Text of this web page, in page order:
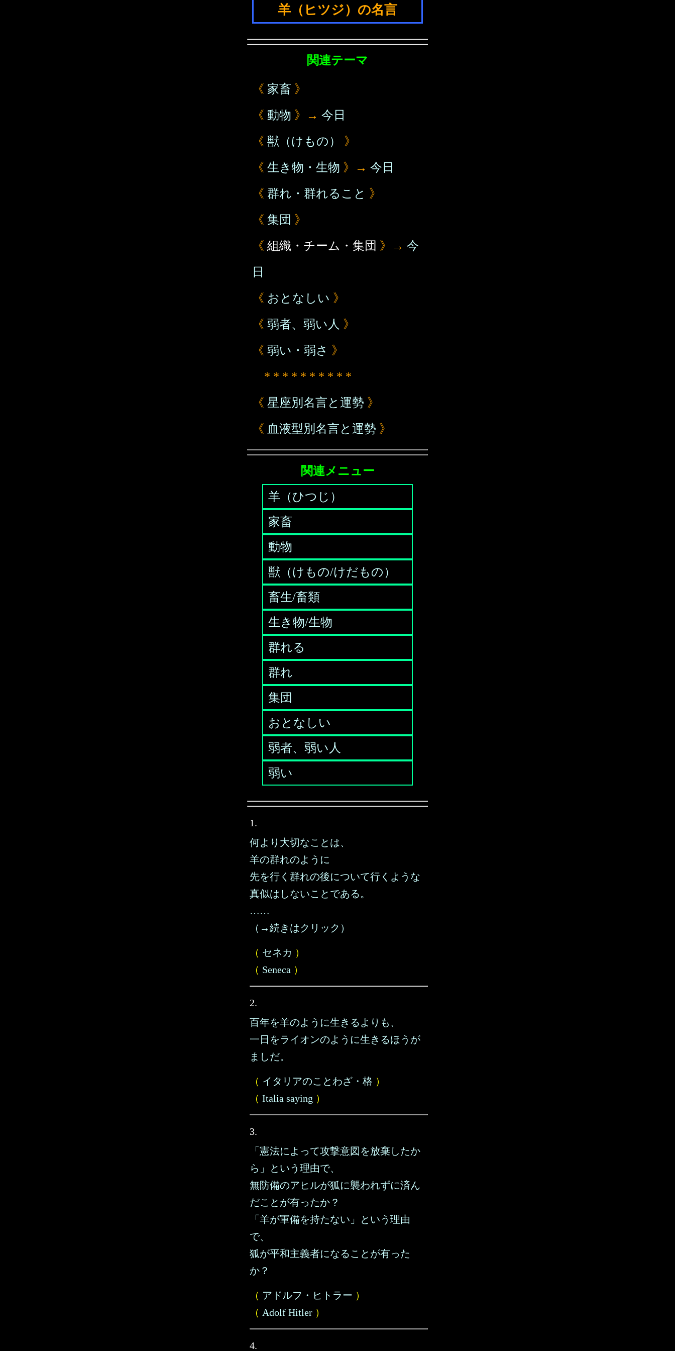
羊（ヒツジ）の名言
関連テーマ
《 家畜 》
《 動物 》→ 今日
《 獣（けもの）
》
《 生き物・生物 》→ 今日
《 群れ・群れること 》
《 集団 》
《 組織・チーム・集団 》→ 今
日
《 おとなしい 》
《 弱者、弱い人 》
《 弱い・弱さ 》
* * * * * * * * * *
《 星座別名言と運勢 》
《 血液型別名言と運勢 》
関連メニュー
羊（ひつじ）
家畜
動物
獣（けもの/けだもの）
畜生/畜類
生き物/生物
群れる
群れ
集団
おとなしい
弱者、弱い人
弱い
1.
何より大切なことは、
羊の群れのように
先を行く群れの後について行くような
真似はしないことである。
……
（→続きはクリック）
（ セネカ ）
（ Seneca ）
2.
百年を羊のように生きるよりも、
一日をライオンのように生きるほうが
ましだ。
（ イタリアのことわざ・格 ）
（ Italia saying ）
3.
「憲法によって攻撃意図を放棄したか
ら」という理由で、
無防備のアヒルが狐に襲われずに済ん
だことが有ったか？
「羊が軍備を持たない」という理由
で、
狐が平和主義者になることが有った
か？
（ アドルフ・ヒトラー ）
（ Adolf Hitler ）
4.